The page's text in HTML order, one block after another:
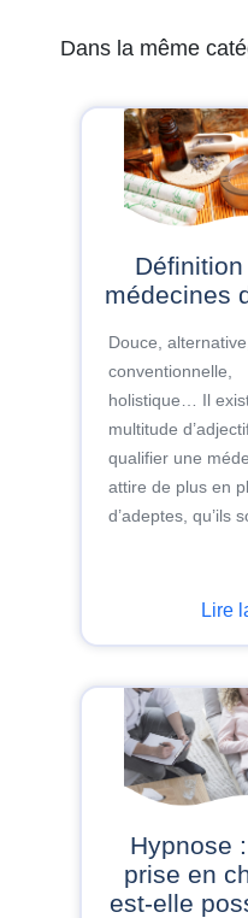
Dans la même
Définition des
médecines
Douce,
conventionnelle,
holistique… Il
multitude
qualifier une
attire de plus en
d’adeptes, qu’ils
Lire
Hypnose : une
prise en
est-elle